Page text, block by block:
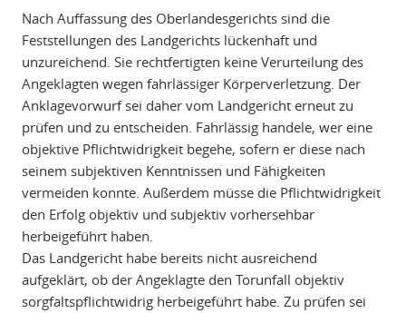
Nach Auffassung des Oberlandesgerichts sind die
Feststellungen des Landgerichts lückenhaft und
unzureichend. Sie rechtfertigten keine Verurteilung des
Angeklagten wegen fahrlässiger Körperverletzung. Der
Anklagevorwurf sei daher vom Landgericht erneut zu
prüfen und zu entscheiden. Fahrlässig handele, wer eine
objektive Pflichtwidrigkeit begehe, sofern er diese nach
seinem subjektiven Kenntnissen und Fähigkeiten
vermeiden konnte. Außerdem müsse die Pflichtwidrigkeit
den Erfolg objektiv und subjektiv vorhersehbar
herbeigeführt haben.
Das Landgericht habe bereits nicht ausreichend
aufgeklärt, ob der Angeklagte den Torunfall objektiv
sorgfaltspflichtwidrig herbeigeführt habe. Zu prüfen sei